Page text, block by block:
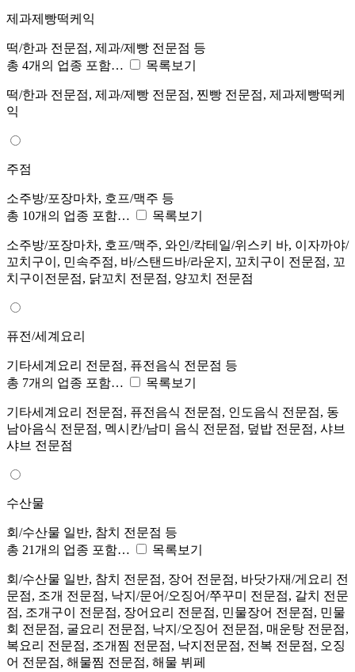
제과제빵떡케익
떡/한과 전문점, 제과/제빵 전문점 등
총 4개의 업종 포함…
목록보기
떡/한과 전문점, 제과/제빵 전문점, 찐빵 전문점, 제과제빵떡케
익
주점
소주방/포장마차, 호프/맥주 등
총 10개의 업종 포함…
목록보기
소주방/포장마차, 호프/맥주, 와인/칵테일/위스키 바, 이자까야/
꼬치구이, 민속주점, 바/스탠드바/라운지, 꼬치구이 전문점, 꼬
치구이전문점, 닭꼬치 전문점, 양꼬치 전문점
퓨전/세계요리
기타세계요리 전문점, 퓨전음식 전문점 등
총 7개의 업종 포함…
목록보기
기타세계요리 전문점, 퓨전음식 전문점, 인도음식 전문점, 동
남아음식 전문점, 멕시칸/남미 음식 전문점, 덮밥 전문점, 샤브
샤브 전문점
수산물
회/수산물 일반, 참치 전문점 등
총 21개의 업종 포함…
목록보기
회/수산물 일반, 참치 전문점, 장어 전문점, 바닷가재/게요리 전
문점, 조개 전문점, 낙지/문어/오징어/쭈꾸미 전문점, 갈치 전문
점, 조개구이 전문점, 장어요리 전문점, 민물장어 전문점, 민물
회 전문점, 굴요리 전문점, 낙지/오징어 전문점, 매운탕 전문점,
복요리 전문점, 조개찜 전문점, 낙지전문점, 전복 전문점, 오징
어 전문점, 해물찜 전문점, 해물 뷔페